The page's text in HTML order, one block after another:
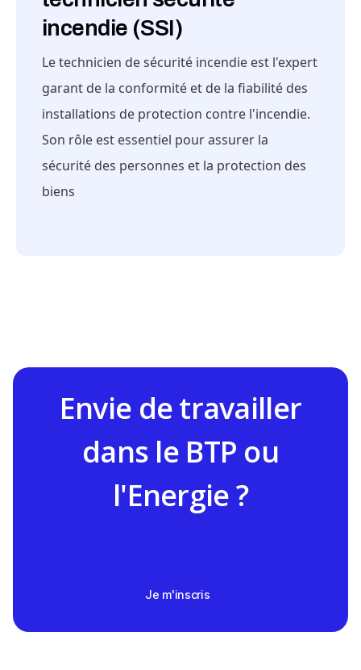
incendie (SSI)
Le technicien de sécurité incendie est l'expert
garant de la conformité et de la fiabilité des
installations de protection contre l'incendie.
Son rôle est essentiel pour assurer la
sécurité des personnes et la protection des
biens
Envie de travailler
dans le BTP ou
l'Energie ?
Je m'inscris